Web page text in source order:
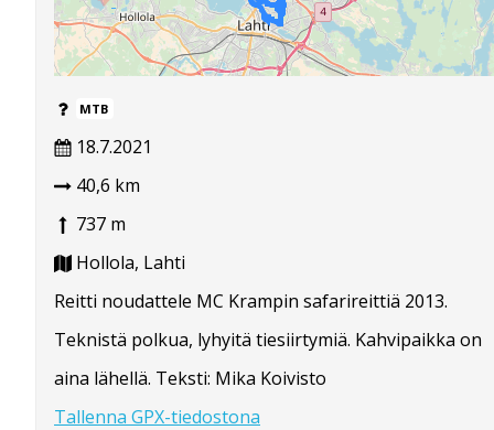
MTB
18.7.2021
40,6 km
737 m
Hollola, Lahti
Reitti noudattele MC Krampin safarireittiä 2013.
Teknistä polkua, lyhyitä tiesiirtymiä. Kahvipaikka on
aina lähellä. Teksti: Mika Koivisto
Tallenna GPX-tiedostona